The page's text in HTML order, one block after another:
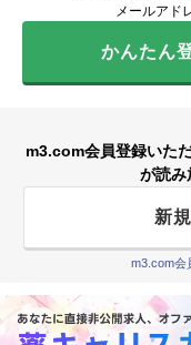
メールアド
かんたん
m3.com会員登録いた
が読み
新
m3.com会